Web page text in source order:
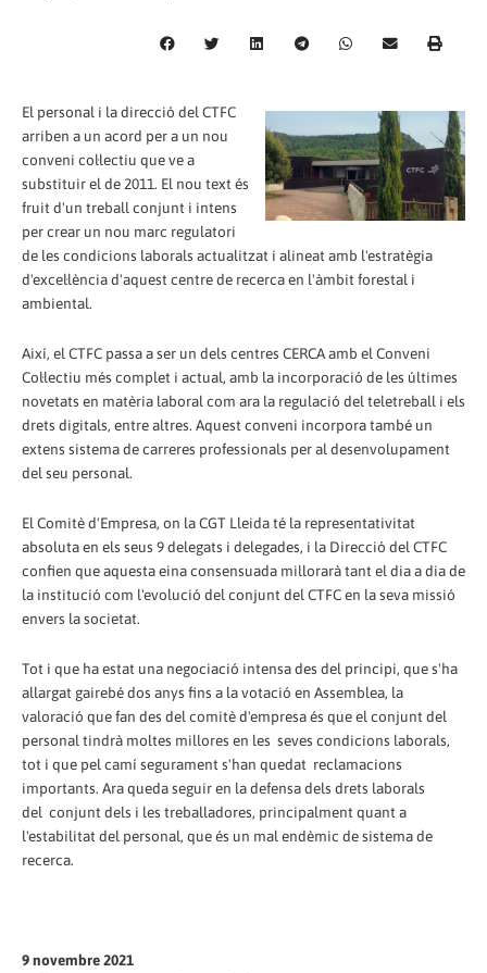
El personal i la direcció del CTFC
arriben a un acord per a un nou
conveni col·lectiu que ve a
substituir el de 2011. El nou text és
fruit d'un treball conjunt i intens
per crear un nou marc regulatori
de les condicions laborals actualitzat i alineat amb l'estratègia
d'excel·lència d'aquest centre de recerca en l'àmbit forestal i
ambiental.
Així, el CTFC passa a ser un dels centres CERCA amb el Conveni
Col·lectiu més complet i actual, amb la incorporació de les últimes
novetats en matèria laboral com ara la regulació del teletreball i els
drets digitals, entre altres. Aquest conveni incorpora també un
extens sistema de carreres professionals per al desenvolupament
del seu personal.
El Comitè d'Empresa, on la CGT Lleida té la representativitat
absoluta en els seus 9 delegats i delegades, i la Direcció del CTFC
confien que aquesta eina consensuada millorarà tant el dia a dia de
la institució com l'evolució del conjunt del CTFC en la seva missió
envers la societat.
Tot i que ha estat una negociació intensa des del principi, que s'ha
allargat gairebé dos anys fins a la votació en Assemblea, la
valoració que fan des del comitè d'empresa és que el conjunt del
personal tindrà moltes millores en les seves condicions laborals,
tot i que pel camí segurament s'han quedat reclamacions
importants. Ara queda seguir en la defensa dels drets laborals
del conjunt dels i les treballadores, principalment quant a
l'estabilitat del personal, que és un mal endèmic de sistema de
recerca.
9 novembre 2021